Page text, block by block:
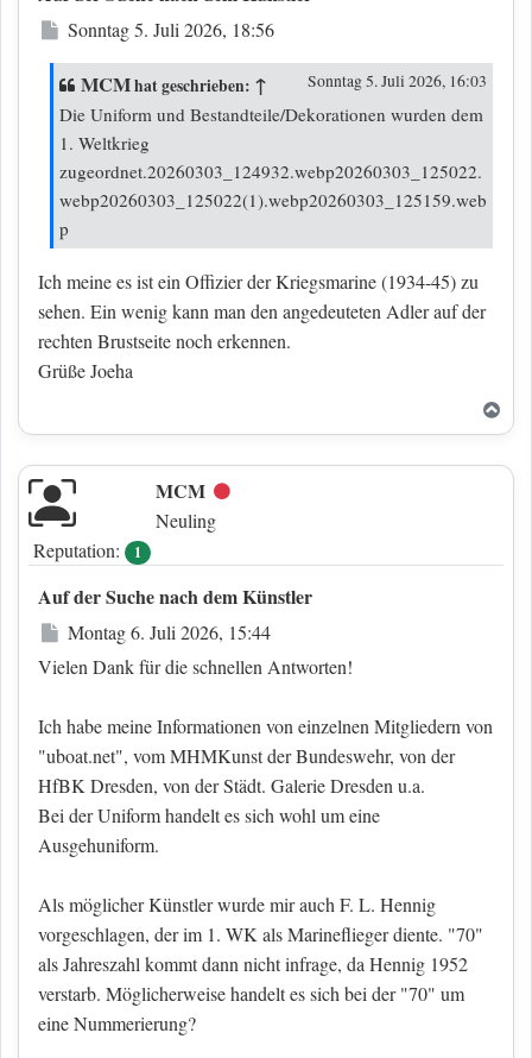
Beitrag
Sonntag 5. Juli 2026, 18:56
MCMhat geschrieben: ↑ Sonntag 5. Juli 2026, 16:03
Die Uniform und Bestandteile/Dekorationen wurden dem
1. Weltkrieg
zugeordnet.20260303_124932.webp20260303_125022.
webp20260303_125022(1).webp20260303_125159.web
p
Ich meine es ist ein Offizier der Kriegsmarine (1934-45) zu
sehen. Ein wenig kann man den angedeuteten Adler auf der
rechten Brustseite noch erkennen.
Grüße Joeha
MCM Offline
Neuling
Reputation:
1
Auf der Suche nach dem Künstler
Beitrag
Montag 6. Juli 2026, 15:44
Vielen Dank für die schnellen Antworten!
Ich habe meine Informationen von einzelnen Mitgliedern von
"uboat.net", vom MHMKunst der Bundeswehr, von der
HfBK Dresden, von der Städt. Galerie Dresden u.a.
Bei der Uniform handelt es sich wohl um eine
Ausgehuniform.
Als möglicher Künstler wurde mir auch F. L. Hennig
vorgeschlagen, der im 1. WK als Marineflieger diente. "70"
als Jahreszahl kommt dann nicht infrage, da Hennig 1952
verstarb. Möglicherweise handelt es sich bei der "70" um
eine Nummerierung?